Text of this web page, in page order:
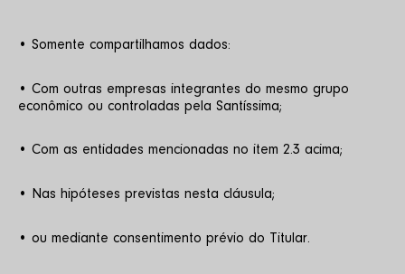
• Somente compartilhamos dados:
• Com outras empresas integrantes do mesmo grupo
econômico ou controladas pela Santíssima;
• Com as entidades mencionadas no item 2.3 acima;
• Nas hipóteses previstas nesta cláusula;
• ou mediante consentimento prévio do Titular.